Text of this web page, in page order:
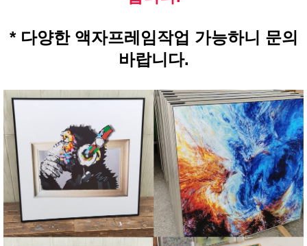
* 다양한 액자프레임작업 가능하니 문의
바랍니다.